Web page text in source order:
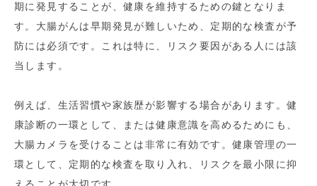
期に発見することが、健康を維持するための鍵となりま
す。大腸がんは早期発見が難しいため、定期的な検査が予
防には必須です。これは特に、リスク要因がある人には該
当します。
例えば、生活習慣や家族歴が影響する場合があります。健
康診断の一環として、または健康意識を高めるためにも、
大腸カメラを受けることは非常に有効です。健康管理の一
環として、定期的な検査を取り入れ、リスクを最小限に抑